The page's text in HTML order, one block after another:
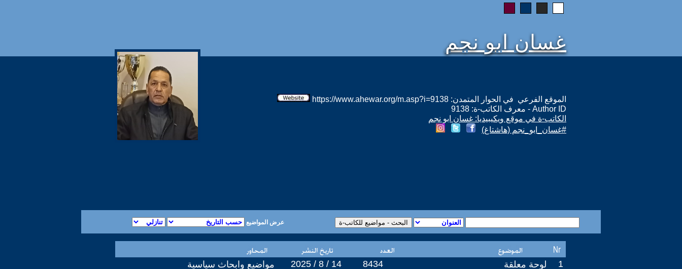
غسان ابو نجم
الموقع الفرعي في الحوار المتمدن: https://www.ahewar.org/m.asp?i=9138
Author ID - معرف الكاتب-ة: 9138
الكاتب-ة في موقع ويكيبيديا: غسان ابو نجم
#غسان_ابو_نجم (هاشتاغ)
عرض المواضيع
مواضيع وابحاث سياسية 2025 / 8 / 14 8434 لوحة معلقة
1